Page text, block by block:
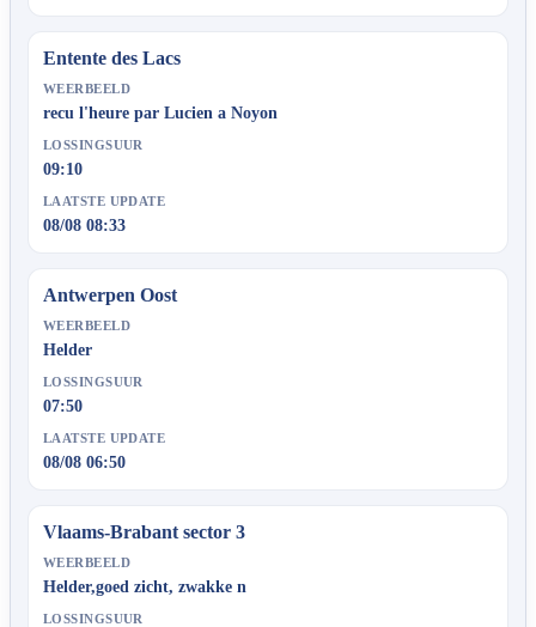
Entente des Lacs
WEERBEELD
recu l'heure par Lucien a Noyon
LOSSINGSUUR
09:10
LAATSTE UPDATE
08/08 08:33
Antwerpen Oost
WEERBEELD
Helder
LOSSINGSUUR
07:50
LAATSTE UPDATE
08/08 06:50
Vlaams-Brabant sector 3
WEERBEELD
Helder,goed zicht, zwakke n
LOSSINGSUUR